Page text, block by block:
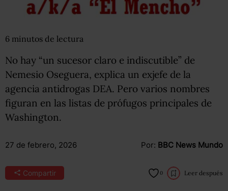
6 minutos de lectura
No hay “un sucesor claro e indiscutible” de
Nemesio Oseguera, explica un exjefe de la
agencia antidrogas DEA. Pero varios nombres
figuran en las listas de prófugos principales de
Washington.
27 de febrero, 2026 Por: BBC News Mundo
Compartir 0 Leer después